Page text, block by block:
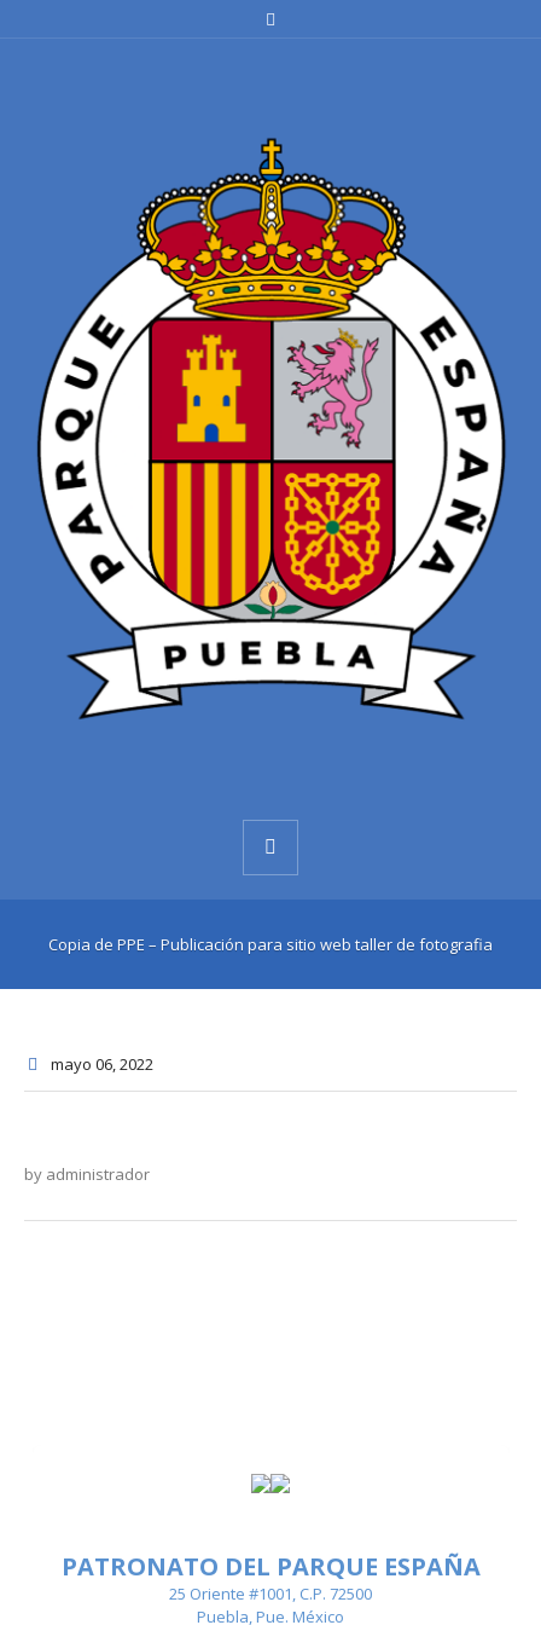
Copia de PPE – Publicación para sitio web taller de fotografia
mayo 06, 2022
by administrador
PATRONATO DEL PARQUE ESPAÑA
25 Oriente #1001, C.P. 72500
Puebla, Pue. México